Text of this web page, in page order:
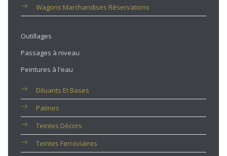
Wagons Marchandises Réservations
Outillages
Passages à niveau
Peintures à l'eau
Diluants Et Bases
Patines
Teintes Décors
Teintes Ferroviaires